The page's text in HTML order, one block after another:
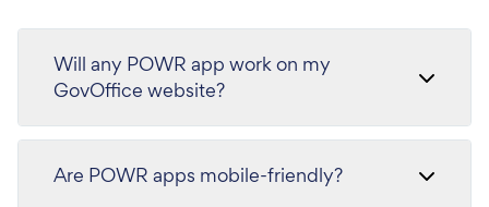
Will any POWR app work on my
GovOffice website?
Are POWR apps mobile-friendly?